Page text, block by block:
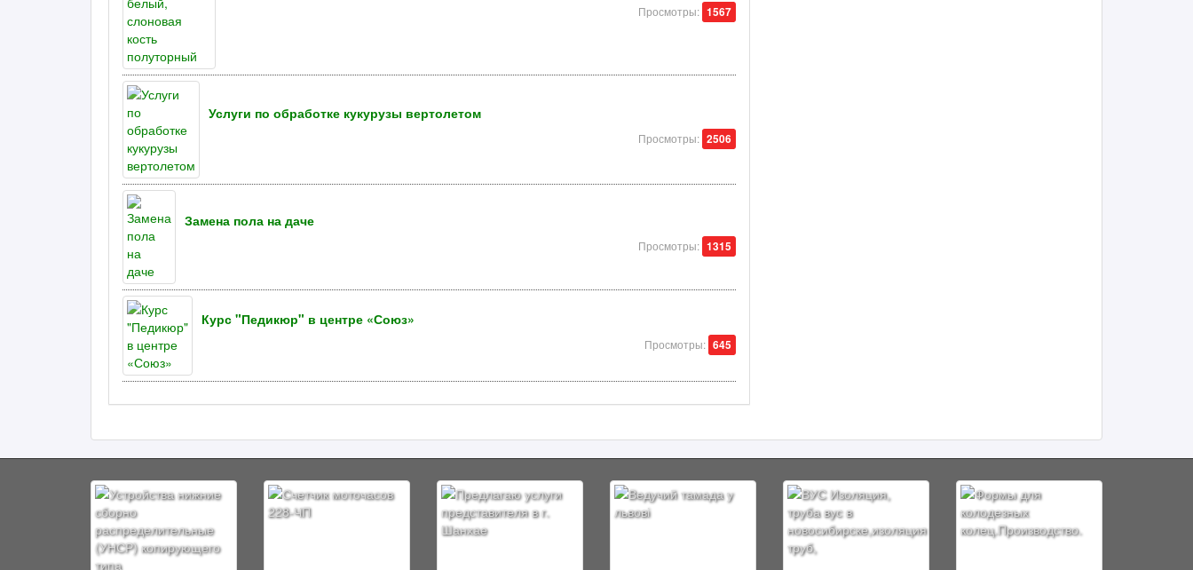
Просмотры: 1567
Услуги по обработке кукурузы вертолетом
Просмотры: 2506
Замена пола на даче
Просмотры: 1315
Курс "Педикюр" в центре «Союз»
Просмотры: 645